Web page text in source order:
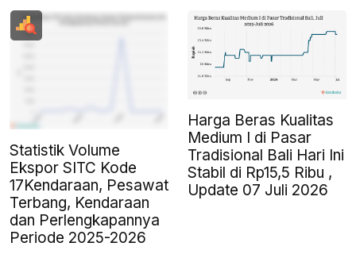
Statistik Volume
Ekspor SITC Kode
17Kendaraan, Pesawat
Terbang, Kendaraan
dan Perlengkapannya
Periode 2025-2026
Harga Beras Kualitas
Medium I di Pasar
Tradisional Bali Hari Ini
Stabil di Rp15,5 Ribu ,
Update 07 Juli 2026